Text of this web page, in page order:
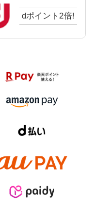
dポイント2倍!